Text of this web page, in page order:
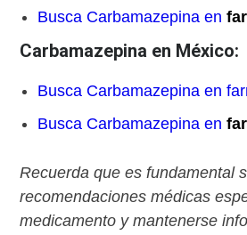
Busca Carbamazepina en
Carbamazepina en México:
Busca Carbamazepina en
Busca Carbamazepina en
Recuerda que es fundamental
recomendaciones médicas
medicamento y mantenerse